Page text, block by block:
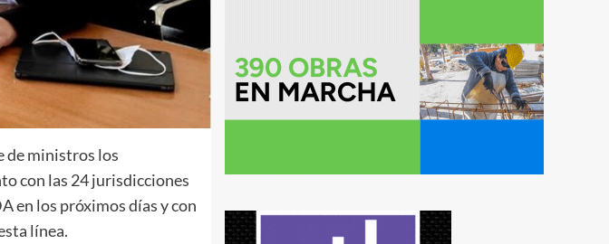
de ministros los
con las 24 jurisdicciones
en los próximos días y con
línea.